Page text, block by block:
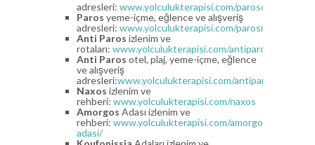
adresleri: www.yolculukterapisi.com/parosotelleri
Paros yeme-içme, eğlence ve alışveriş
adresleri: www.yolculukterapisi.com/parosrehberi
Anti Paros izlenim ve
rotaları: www.yolculukterapisi.com/antiparos
Anti Paros otel, plaj, yeme-içme, eğlence
ve alışveriş
adresleri:www.yolculukterapisi.com/antiparosrehberi
Naxos izlenim ve
rehberi: www.yolculukterapisi.com/naxos
Amorgos Adası izlenim ve
rehberi: www.yolculukterapisi.com/amorgos-
adasi/